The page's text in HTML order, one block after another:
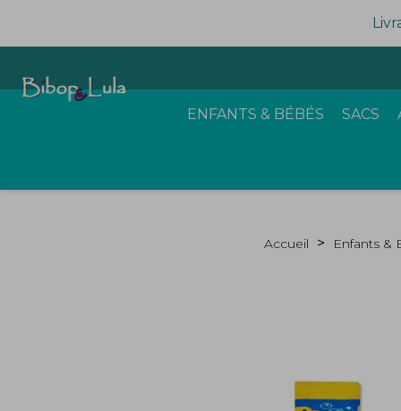
ENFANTS & BÉBÉS SACS
Accueil Enfants &